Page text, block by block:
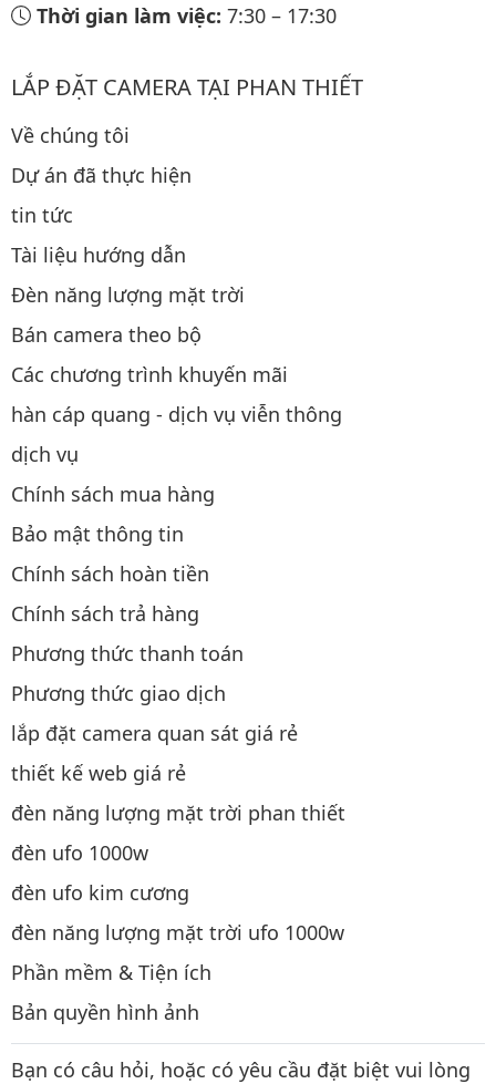
Thời gian làm việc: 7:30 – 17:30
LẮP ĐẶT CAMERA TẠI PHAN THIẾT
Về chúng tôi
Dự án đã thực hiện
tin tức
Tài liệu hướng dẫn
Đèn năng lượng mặt trời
Bán camera theo bộ
Các chương trình khuyến mãi
hàn cáp quang - dịch vụ viễn thông
dịch vụ
Chính sách mua hàng
Bảo mật thông tin
Chính sách hoàn tiền
Chính sách trả hàng
Phương thức thanh toán
Phương thức giao dịch
lắp đặt camera quan sát giá rẻ
thiết kế web giá rẻ
đèn năng lượng mặt trời phan thiết
đèn ufo 1000w
đèn ufo kim cương
đèn năng lượng mặt trời ufo 1000w
Phần mềm & Tiện ích
Bản quyền hình ảnh
Bạn có câu hỏi, hoặc có yêu cầu đặt biệt vui lòng